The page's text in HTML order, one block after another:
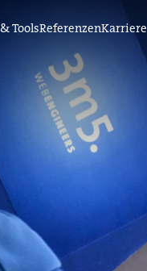
ToolsReferenzenKarriere